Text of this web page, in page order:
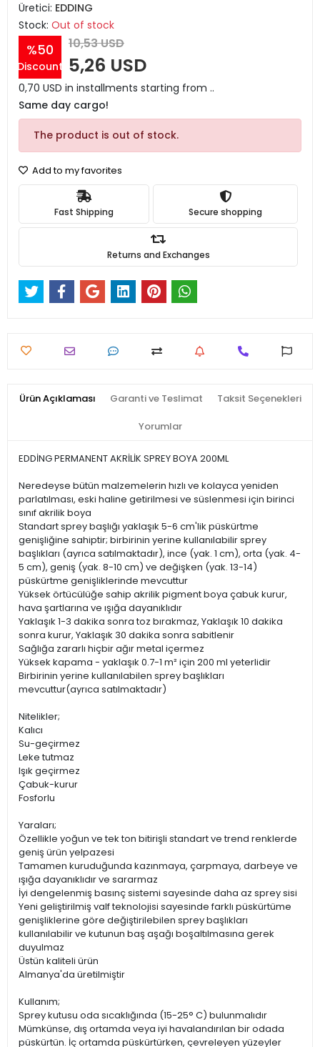
Üretici: EDDING
Stock: Out of stock
%50
Discount
10,53 USD
5,26 USD
0,70 USD in installments starting from ..
Same day cargo!
The product is out of stock.
Add to my favorites
Fast Shipping Secure shopping
Returns and Exchanges
Ürün Açıklaması Garanti ve Teslimat Taksit Seçenekleri
Yorumlar
EDDİNG PERMANENT AKRİLİK SPREY BOYA 200ML
Neredeyse bütün malzemelerin hızlı ve kolayca yeniden
parlatılması, eski haline getirilmesi ve süslenmesi için birinci
sınıf akrilik boya
Standart sprey başlığı yaklaşık 5-6 cm'lik püskürtme
genişliğine sahiptir; birbirinin yerine kullanılabilir sprey
başlıkları (ayrıca satılmaktadır), ince (yak. 1 cm), orta (yak. 4-
5 cm), geniş (yak. 8-10 cm) ve değişken (yak. 13-14)
püskürtme genişliklerinde mevcuttur
Yüksek örtücülüğe sahip akrilik pigment boya çabuk kurur,
hava şartlarına ve ışığa dayanıklıdır
Yaklaşık 1-3 dakika sonra toz bırakmaz, Yaklaşık 10 dakika
sonra kurur, Yaklaşık 30 dakika sonra sabitlenir
Sağlığa zararlı hiçbir ağır metal içermez
Yüksek kapama - yaklaşık 0.7-1 m² için 200 ml yeterlidir
Birbirinin yerine kullanılabilen sprey başlıkları
mevcuttur(ayrıca satılmaktadır)
Nitelikler;
Kalıcı
Su-geçirmez
Leke tutmaz
Işık geçirmez
Çabuk-kurur
Fosforlu
Yaraları;
Özellikle yoğun ve tek ton bitirişli standart ve trend renklerde
geniş ürün yelpazesi
Tamamen kuruduğunda kazınmaya, çarpmaya, darbeye ve
ışığa dayanıklıdır ve sararmaz
İyi dengelenmiş basınç sistemi sayesinde daha az sprey sisi
Yeni geliştirilmiş valf teknolojisi sayesinde farklı püskürtüme
genişliklerine göre değiştirilebilen sprey başlıkları
kullanılabilir ve kutunun baş aşağı boşaltılmasına gerek
duyulmaz
Üstün kaliteli ürün
Almanya'da üretilmiştir
Kullanım;
Sprey kutusu oda sıcaklığında (15-25° C) bulunmalıdır
Mümkünse, dış ortamda veya iyi havalandırılan bir odada
püskürtün. İç ortamda püskürtürken, çevreleyen yüzeyler